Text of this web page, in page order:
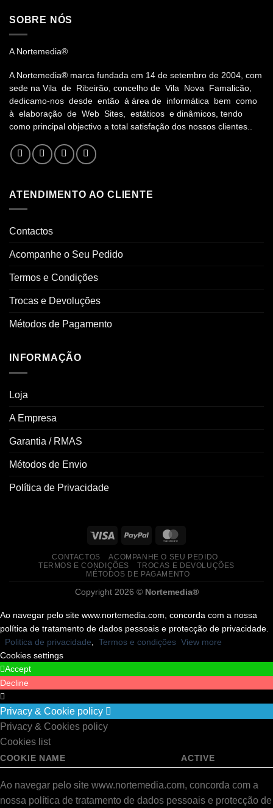
SOBRE NÓS
A Nortemedia®
A Nortemedia® marca fundada em 14 de setembro de 2004, com
sede na Vila de Ribeirão, concelho de Vila Nova Famalicão,
dedicamo-nos desde então á área de informática bem como
à elaboração de Web Sites, estáticos e dinâmicos, tendo
como principal objectivo a total satisfação dos nossos clientes..
ATENDIMENTO AO CLIENTE
Contactos
Acompanhe o Seu Pedido
Termos e Condições
Trocas e Devoluções
Métodos de Pagamento
INFORMAÇÃO
Loja
A Empresa
Garantia / RMAS
Métodos de Envio
Política de Privacidade
CONTACTOS
ACOMPANHE O SEU PEDIDO
TERMOS E CONDIÇÕES
TROCAS E DEVOLUÇÕES
MÉTODOS DE PAGAMENTO
Copyright 2026 © Nortemedia®
Ao navegar pelo site www.nortemedia.com, concorda com a nossa
política de tratamento de dados pessoais e protecção de privacidade.
Politica de privacidade
Termos e condições View more
Cookies settings
Accept
Decline
Privacy & Cookie policy
Privacy & Cookies policy
Cookies list
COOKIE NAME ACTIVE
Ao navegar pelo site www.nortemedia.com, concorda com a
nossa política de tratamento de dados pessoais e protecção de